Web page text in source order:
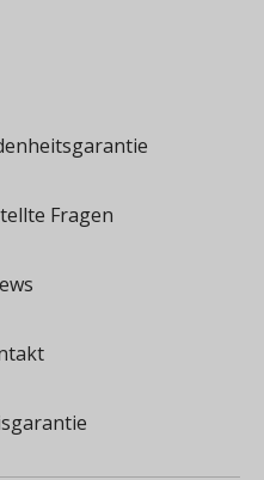
Fragen